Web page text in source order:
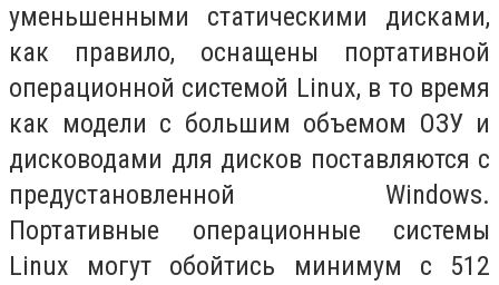
уменьшенными статическими дисками,
как правило, оснащены портативной
операционной системой Linux, в то время
как модели с большим объемом ОЗУ и
дисководами для дисков поставляются с
предустановленной Windows.
Портативные операционные системы
Linux могут обойтись минимум с 512